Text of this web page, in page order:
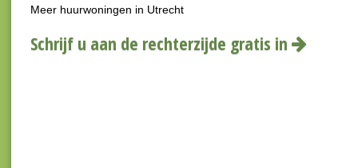
Meer huurwoningen in Utrecht
Schrijf u aan de rechterzijde gratis in